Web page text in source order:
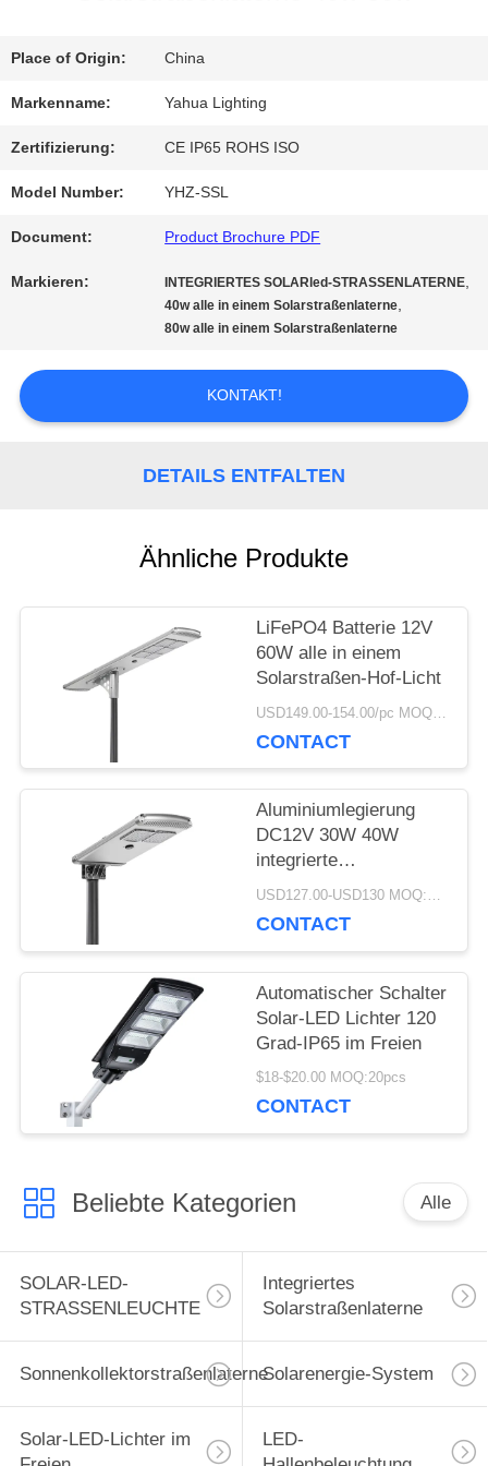
QUALITÄTSKONTROLLE
FORDERN
SITEMAP
PRIVACY
POLICY
Place of Origin: China
Markenname: Yahua Lighting
Zertifizierung: CE IP65 ROHS ISO
Model Number: YHZ-SSL
Document: Product Brochure PDF
Markieren: INTEGRIERTES SOLARled-STRASSENLATERNE,
40w alle in einem Solarstraßenlaterne,
80w alle in einem Solarstraßenlaterne
KONTAKT!
DETAILS ENTFALTEN
Ähnliche Produkte
LiFePO4 Batterie 12V
60W alle in einem
Solarstraßen-Hof-Licht
USD149.00-154.00/pc MOQ:1pc
CONTACT
Aluminiumlegierung
DC12V 30W 40W
integrierte
Solarstraßenlaterne
USD127.00-USD130 MOQ:1pc
CONTACT
Automatischer Schalter
Solar-LED Lichter 120
Grad-IP65 im Freien
$18-$20.00 MOQ:20pcs
CONTACT
Beliebte Kategorien Alle
SOLAR-LED-
STRASSENLEUCHTE
Integriertes
Solarstraßenlaterne
SonnenkollektorstraßenlaterneSolarenergie-System
Solar-LED-Lichter im
LED-